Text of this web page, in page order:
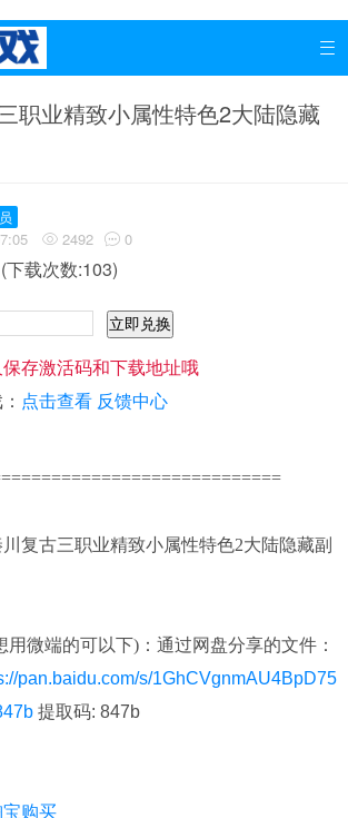

职业精致小属性特色2大陆隐藏
 2492  0
(下载次数:103)
立即兑换
存激活码和下载地址哦
点击查看 反馈中心
复古三职业精致小属性特色2大陆隐藏副
微端的可以下)： 通过网盘分享的文件：
pan.baidu.com/s/1GhCVgnmAU4BpD75
提取码: 847b
宝购买